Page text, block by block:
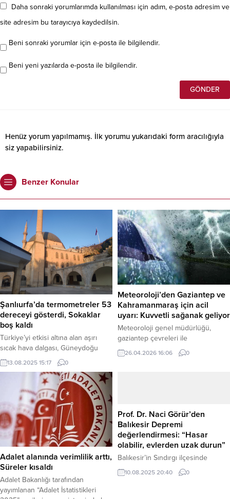
Daha sonraki yorumlarımda kullanılması için adım, e-posta adresim ve
site adresim bu tarayıcıya kaydedilsin.
Beni sonraki yorumlar için e-posta ile bilgilendir.
Beni yeni yazılarda e-posta ile bilgilendir.
Henüz yorum yapılmamış. İlk yorumu yukarıdaki form aracılığıyla
siz yapabilirsiniz.
Benzer Konular
Şanlıurfa’da termometreler 53
dereceyi gösterdi, Sokaklar
boş kaldı
Türkiye’yi etkisi altına alan aşırı
sıcak hava dalgası, Güneydoğu
Anadolu Bölgesi’nde en sert
yüzünü gösteriyor.
Termometrelerin gölgede dahi 53
santigrat dereceyi gösterdiği
Şanlıurfa’da, sokaklar boşalırken
vatandaşlar serinlemek için çareyi
klimalı mekanlarda ve parklarda
aradı. Haber Merkezi – Türkiye’nin
en sıcak kentlerinin başında gelen
günlerinden birini...
13.08.2025 15:17 0
Meteoroloji’den Gaziantep ve
Kahramanmaraş için acil
uyarı: Kuvvetli sağanak geliyor
Meteoroloji genel müdürlüğü,
gaziantep çevreleri ile
kahramanmaraş’ın güney
kesimlerinde önümüzdeki
Merkezi – Meteoroloji radarından
alınan son bilgiler ve yapılan
değerlendirmelere göre, bölgede
hava hareketliliği artıyor. 26 Nisan
2026 tarihinde yayımlanan 276
numaralı uyarı...
26.04.2026 16:06 0
Adalet alanında verimlilik arttı,
Süreler kısaldı
Adalet Bakanlığı tarafından
yayımlanan “Adalet İstatistikleri
Prof. Dr. Naci Görür’den
Balıkesir Depremi
değerlendirmesi: “Hasar
olabilir, evlerden uzak durun”
Balıkesir’in Sındırgı ilçesinde
meydana gelen 6.1 büyüklüğündeki
şiddetli depremin ardından, yer
10.08.2025 20:40 0